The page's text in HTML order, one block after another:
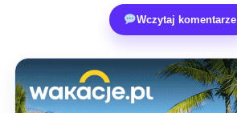
Wczytaj komentarze